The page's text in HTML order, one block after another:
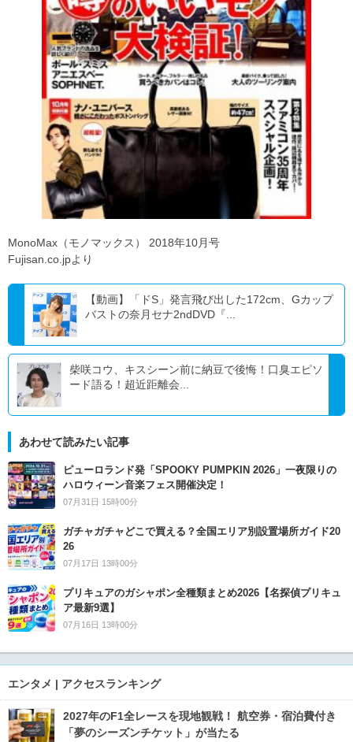
MonoMax（モノマックス） 2018年10月号
Fujisan.co.jpより
【動画】「ドS」発言飛び出した172cm、Gカップ
バストの奈月セナ2ndDVD『...
柴咲コウ、キスシーン前に納豆で後悔！口臭エピソ
ード語る！超近距離会...
あわせて読みたい記事
ピューロランド発「SPOOKY PUMPKIN 2026」一夜限りの
ハロウィーン音楽フェス開催決定！
07月31日 15時00分
ガチャガチャどこで買える？全国エリア別設置場所ガイド20
26
07月17日 13時00分
プリキュアのガシャポン全種類まとめ2026【名探偵プリキュ
ア最新9選】
07月16日 13時00分
エンタメ | アクセスランキング
2027年のF1全レースを現地観戦！ 航空券・宿泊費付き
「夢のシーズンチケット」が当たる